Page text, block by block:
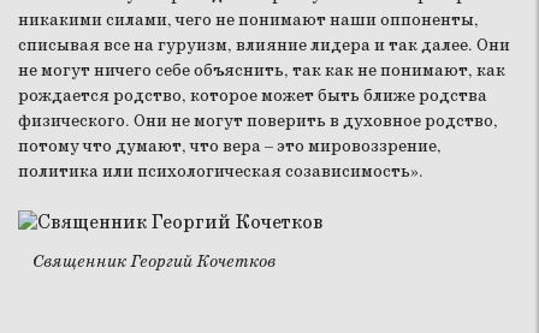
никакими силами, чего не понимают наши оппоненты,
списывая все на гуруизм, влияние лидера и так далее. Они
не могут ничего себе объяснить, так как не понимают, как
рождается родство, которое может быть ближе родства
физического. Они не могут поверить в духовное родство,
потому что думают, что вера – это мировоззрение,
политика или психологическая созависимость».
Священник Георгий Кочетков